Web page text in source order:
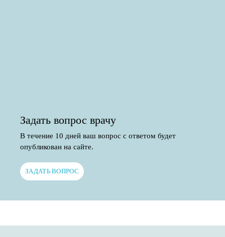
Задать вопрос врачу
В течение 10 дней ваш вопрос с ответом будет
опубликован на сайте.
ЗАДАТЬ ВОПРОС